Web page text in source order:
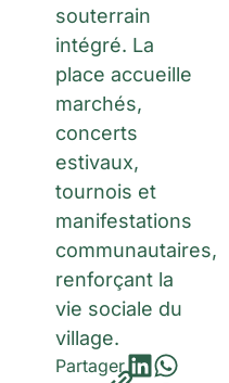
souterrain
intégré. La
place accueille
marchés,
concerts
estivaux,
tournois et
manifestations
communautaires,
renforçant la
vie sociale du
village.
Partager